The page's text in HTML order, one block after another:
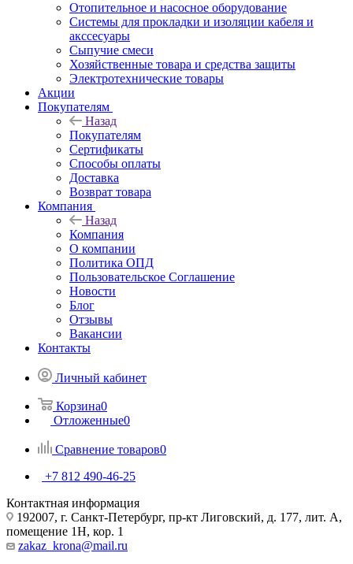
Отопительное и насосное оборудование
Системы для прокладки и изоляции кабеля и
акссесуары
Сыпучие смеси
Хозяйственные товара и средства защиты
Электротехнические товары
Акции
Покупателям
Назад
Покупателям
Сертификаты
Способы оплаты
Доставка
Возврат товара
Компания
Назад
Компания
О компании
Политика ОПД
Пользовательское Соглашение
Новости
Блог
Отзывы
Вакансии
Контакты
Личный кабинет
Корзина0
Отложенные0
Сравнение товаров0
+7 812 490-46-25
Контактная информация
192007, г. Санкт-Петербург, пр-кт Лиговский, д. 177, лит. А,
помещение 1Н, кор. 1
zakaz_krona@mail.ru